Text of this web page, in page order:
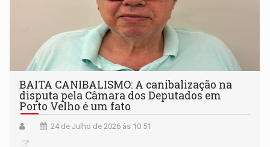
BAITA CANIBALISMO: A canibalização na
disputa pela Câmara dos Deputados em
Porto Velho é um fato
24 de Julho de 2026 às 10:51